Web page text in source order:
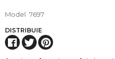
Model 7697
DISTRIBUIE